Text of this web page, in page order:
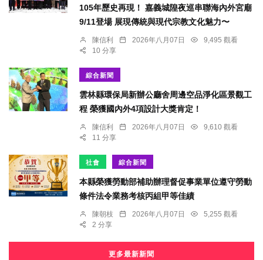
105年歷史再現！ 嘉義城隍夜巡串聯海內外宮廟
9/11登場 展現傳統與現代宗教文化魅力〜
陳信利 2026年八月07日
9,495 觀看
10 分享
綜合新聞
雲林縣環保局新辦公廳舍周邊空品淨化區景觀工
程 榮獲國內外4項設計大獎肯定！
陳信利 2026年八月07日
9,610 觀看
11 分享
社會 綜合新聞
本縣榮獲勞動部補助辦理督促事業單位遵守勞動
條件法令業務考核丙組甲等佳績
陳朝枝 2026年八月07日
5,255 觀看
2 分享
更多最新新聞